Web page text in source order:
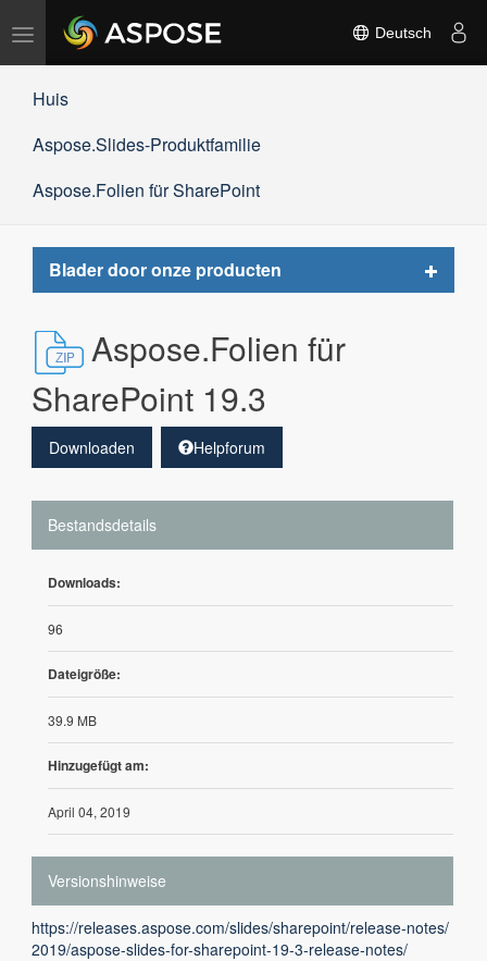
Navigation
umschalten
Deutsch
Huis
Aspose.Slides-Produktfamilie
Aspose.Folien für SharePoint
Blader door onze producten
Toggle
Aspose.Folien für
SharePoint 19.3
Downloaden Helpforum
Bestandsdetails
Downloads:
96
Dateigröße:
39.9 MB
Hinzugefügt am:
April 04, 2019
Versionshinweise
https://releases.aspose.com/slides/sharepoint/release-notes/
2019/aspose-slides-for-sharepoint-19-3-release-notes/